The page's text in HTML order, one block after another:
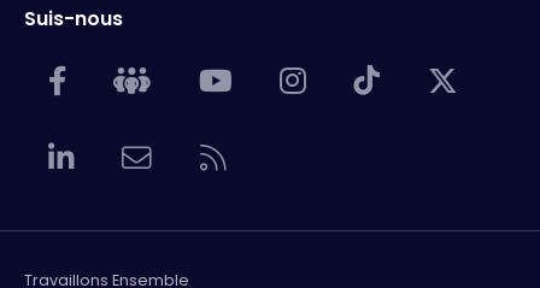
Suis-nous
Travaillons Ensemble